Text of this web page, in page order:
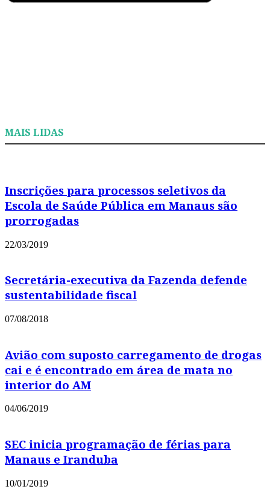
MAIS LIDAS
Inscrições para processos seletivos da
Escola de Saúde Pública em Manaus são
prorrogadas
22/03/2019
Secretária-executiva da Fazenda defende
sustentabilidade fiscal
07/08/2018
Avião com suposto carregamento de drogas
cai e é encontrado em área de mata no
interior do AM
04/06/2019
SEC inicia programação de férias para
Manaus e Iranduba
10/01/2019